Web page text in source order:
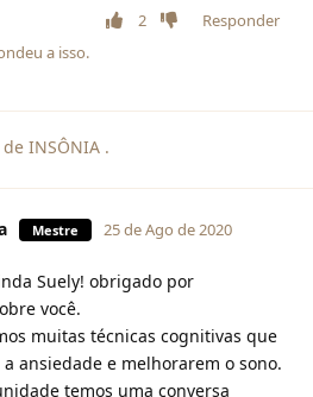
2
Responder
a isso.
de INSÔNIA .
Mestre 25 de Ago de 2020
Suely! obrigado por
você.
muitas técnicas cognitivas que
ansiedade e melhorarem o sono.
temos uma conversa